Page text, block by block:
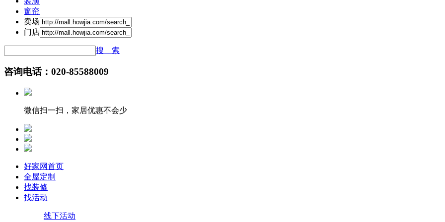
窗帘
卖场
门店
搜 索
咨询电话：020-85588009
微信扫一扫，家居优惠不会少
好家网首页
全屋定制
找装修
找活动
线下活动